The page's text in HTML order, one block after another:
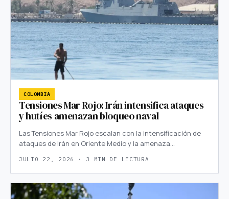
COLOMBIA
Tensiones Mar Rojo: Irán intensifica ataques
y hutíes amenazan bloqueo naval
Las Tensiones Mar Rojo escalan con la intensificación de
ataques de Irán en Oriente Medio y la amenaza…
JULIO 22, 2026 · 3 MIN DE LECTURA